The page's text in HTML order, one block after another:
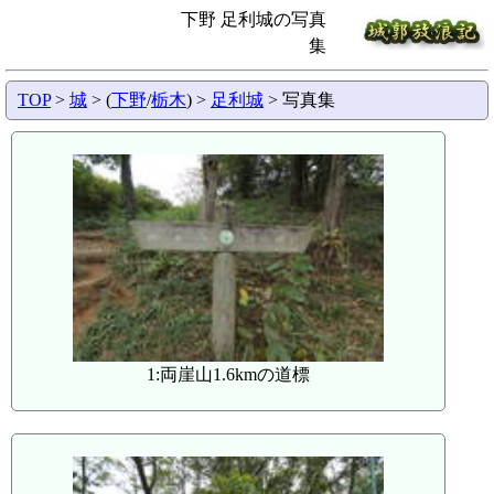
下野 足利城の写真
集
TOP> 城 > (下野/栃木) > 足利城 > 写真集
1:両崖山1.6kmの道標